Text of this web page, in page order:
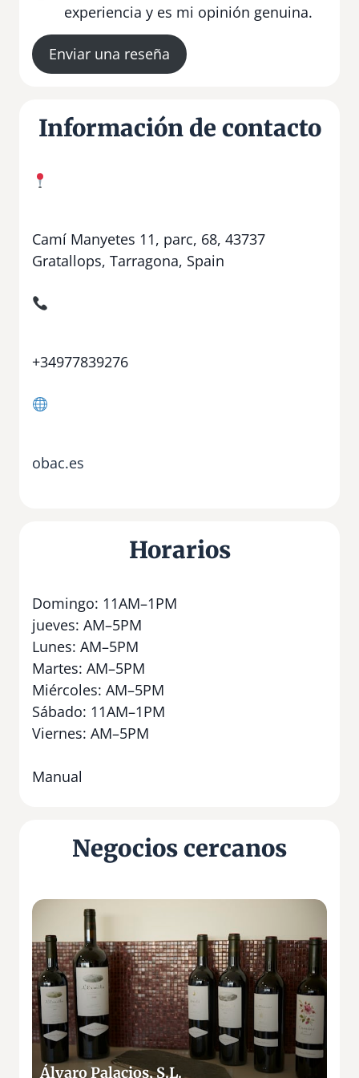
experiencia y es mi opinión genuina.
Enviar una reseña
Información de contacto
Camí Manyetes 11, parc, 68, 43737
Gratallops, Tarragona, Spain
+34977839276
obac.es
Horarios
Domingo: 11AM–1PM
jueves: AM–5PM
Lunes: AM–5PM
Martes: AM–5PM
Miércoles: AM–5PM
Sábado: 11AM–1PM
Viernes: AM–5PM
Manual
Negocios cercanos
Álvaro Palacios, S.L.
Á
v
a
r
o
P
a